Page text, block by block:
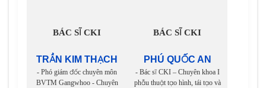
BÁC SĨ CKI
TRẦN KIM THẠCH
- Phó giám đốc chuyên môn
BVTM Gangwhoo - Chuyên
BÁC SĨ CKI
PHÚ QUỐC AN
- Bác sĩ CKI – Chuyên khoa I
phẫu thuật tạo hình, tái tạo và